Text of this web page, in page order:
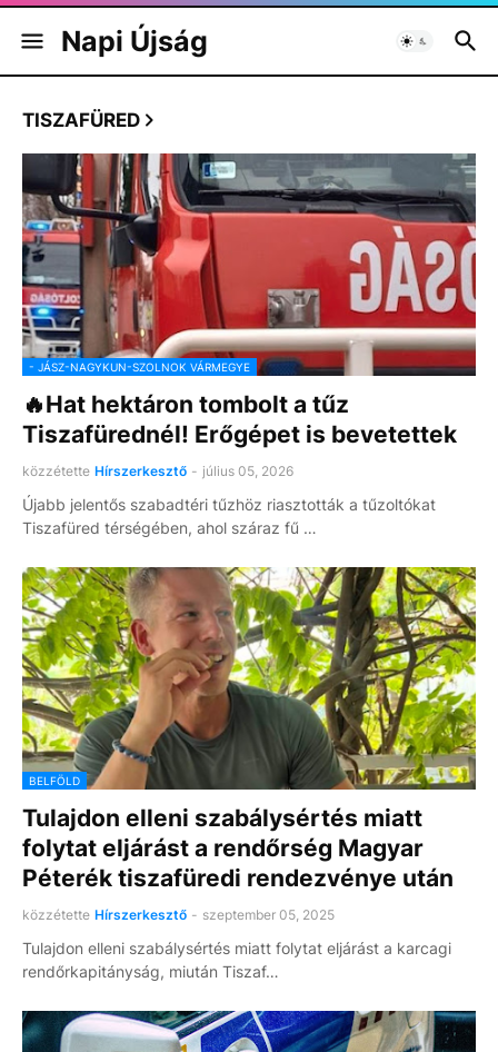
Napi Újság
TISZAFÜRED
- JÁSZ-NAGYKUN-SZOLNOK VÁRMEGYE
🔥Hat hektáron tombolt a tűz
Tiszafürednél! Erőgépet is bevetettek
közzétette Hírszerkesztő - július 05, 2026
Újabb jelentős szabadtéri tűzhöz riasztották a tűzoltókat
Tiszafüred térségében, ahol száraz fű …
BELFÖLD
Tulajdon elleni szabálysértés miatt
folytat eljárást a rendőrség Magyar
Péterék tiszafüredi rendezvénye után
közzétette Hírszerkesztő - szeptember 05, 2025
Tulajdon elleni szabálysértés miatt folytat eljárást a karcagi
rendőrkapitányság, miután Tiszaf…